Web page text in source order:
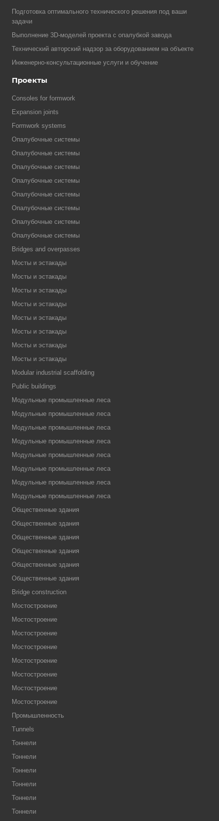
Подготовка оптимального технического решения под ваши
задачи
Выполнение 3D-моделей проекта с опалубкой завода
Технический авторский надзор за оборудованием на объекте
Инженерно-консультационные услуги и обучение
Проекты
Consoles for formwork
Expansion joints
Formwork systems
Опалубочные системы
Опалубочные системы
Опалубочные системы
Опалубочные системы
Опалубочные системы
Опалубочные системы
Опалубочные системы
Опалубочные системы
Bridges and overpasses
Мосты и эстакады
Мосты и эстакады
Мосты и эстакады
Мосты и эстакады
Мосты и эстакады
Мосты и эстакады
Мосты и эстакады
Мосты и эстакады
Modular industrial scaffolding
Public buildings
Модульные промышленные леса
Модульные промышленные леса
Модульные промышленные леса
Модульные промышленные леса
Модульные промышленные леса
Модульные промышленные леса
Модульные промышленные леса
Модульные промышленные леса
Общественные здания
Общественные здания
Общественные здания
Общественные здания
Общественные здания
Общественные здания
Bridge construction
Мостостроение
Мостостроение
Мостостроение
Мостостроение
Мостостроение
Мостостроение
Мостостроение
Мостостроение
Промышленность
Tunnels
Тоннели
Тоннели
Тоннели
Тоннели
Тоннели
Тоннели